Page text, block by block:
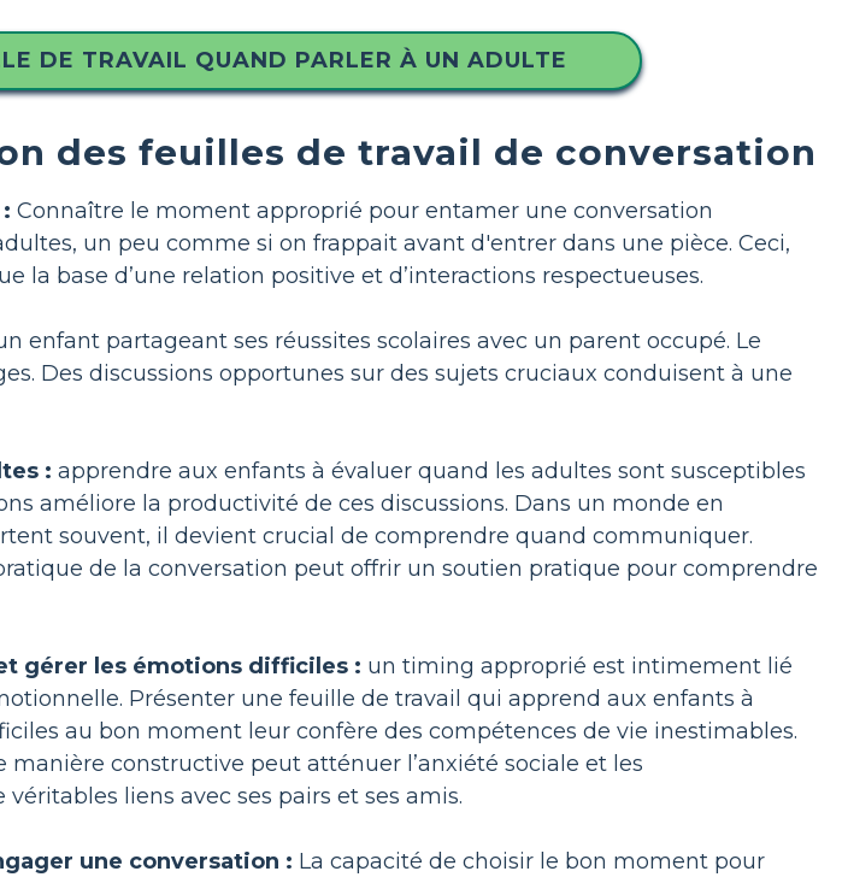
DE TRAVAIL QUAND PARLER À UN ADULTE
des feuilles de travail de conversation
Connaître le moment approprié pour entamer une conversation
un peu comme si on frappait avant d'entrer dans une pièce. Ceci,
la base d’une relation positive et d’interactions respectueuses.
enfant partageant ses réussites scolaires avec un parent occupé. Le
Des discussions opportunes sur des sujets cruciaux conduisent à une
: apprendre aux enfants à évaluer quand les adultes sont susceptibles
améliore la productivité de ces discussions. Dans un monde en
souvent, il devient crucial de comprendre quand communiquer.
de la conversation peut offrir un soutien pratique pour comprendre
gérer les émotions difficiles : un timing approprié est intimement lié
Présenter une feuille de travail qui apprend aux enfants à
au bon moment leur confère des compétences de vie inestimables.
constructive peut atténuer l’anxiété sociale et les
liens avec ses pairs et ses amis.
une conversation : La capacité de choisir le bon moment pour